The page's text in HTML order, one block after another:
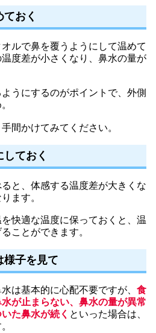
おく
ルで鼻を覆うようにして温めて
度差が小さくなり、鼻水の量が
うにするのがポイントで、外側
間かけてみてください。
ておく
と、体感する温度差が大きくな
ます。
快適な温度に保っておくと、温
ことができます。
様子を見て
は基本的に心配不要ですが、 食
が止まらない、鼻水の量が異常
た鼻水が続く といった場合は、